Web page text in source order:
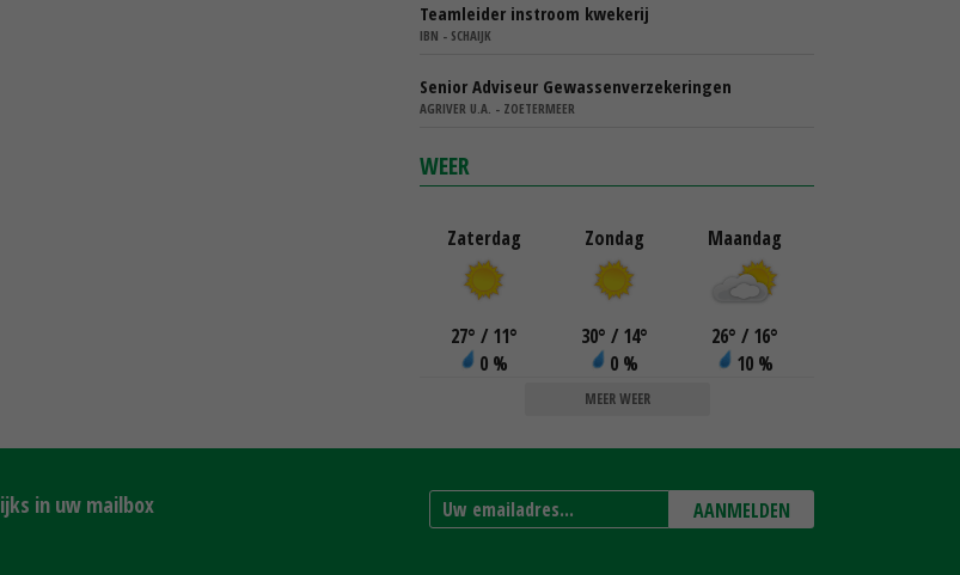
Teamleider instroom kwekerij
IBN - SCHAIJK
Senior Adviseur Gewassenverzekeringen
AGRIVER U.A. - ZOETERMEER
WEER
Zaterdag
27° / 11°
0 %
Zondag
30° / 14°
0 %
Maandag
26° / 16°
10 %
MEER WEER
in uw mailbox AANMELDEN